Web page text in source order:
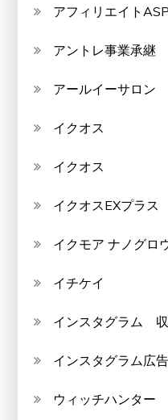
アフィリエイトASP
アントレ事業承継
アールイーサロン
イクオス
イクオス
イクオスEXプラス
イクモア ナノグロ
イチケイ
インスタグラム
インスタグラム広
ウィッチハンター